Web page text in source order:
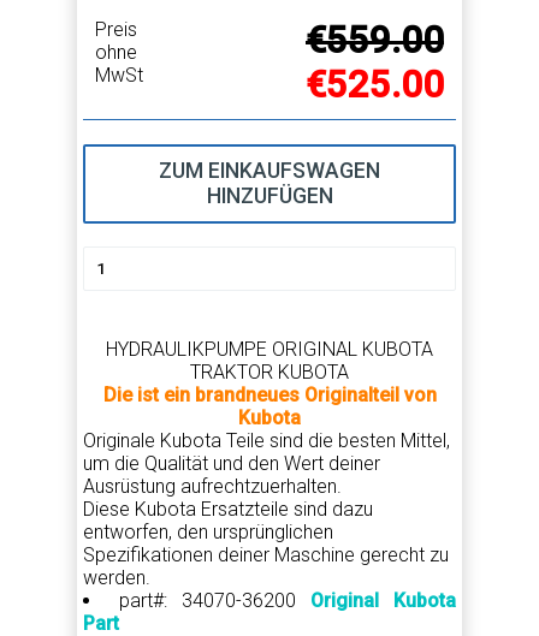
Preis
ohne
MwSt
€559.00
€525.00
ZUM EINKAUFSWAGEN
HINZUFÜGEN
HYDRAULIKPUMPE ORIGINAL KUBOTA
TRAKTOR KUBOTA
Die ist ein brandneues Originalteil von
Kubota
Originale Kubota Teile sind die besten Mittel,
um die Qualität und den Wert deiner
Ausrüstung aufrechtzuerhalten.
Diese Kubota Ersatzteile sind dazu
entworfen, den ursprünglichen
Spezifikationen deiner Maschine gerecht zu
werden.
part#: 34070-36200 Original Kubota
Part